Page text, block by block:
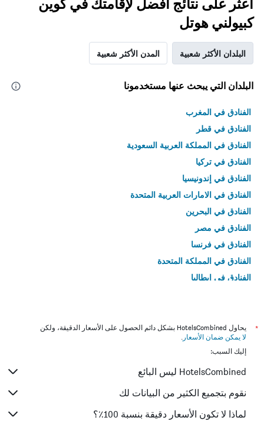
اعثر على نتائج أفضل لإقامتك في كوين
كبيولني هوتل
البلدان الأكثر شعبية المدن الأكثر شعبية
البلدان التي يبحث عنها مستخدمونا
الفنادق في المغرب
الفنادق في قطر
الفنادق في المملكة العربية السعودية
الفنادق في تركيا
الفنادق في إندونيسيا
الفنادق في الامارات العربية المتحدة
الفنادق في البحرين
الفنادق في مصر
الفنادق في فرنسا
الفنادق في المملكة المتحدة
الفنادق في إيطاليا
*
يحاول HotelsCombined بشكل دائم الحصول على الأسعار الدقيقة، ولكن
لا يمكن ضمان الأسعار .
إليك السبب:
HotelsCombined ليس البائع
نقوم بتجميع الكثير من البيانات لك
لماذا لا تكون الأسعار دقيقة بنسبة 100٪؟